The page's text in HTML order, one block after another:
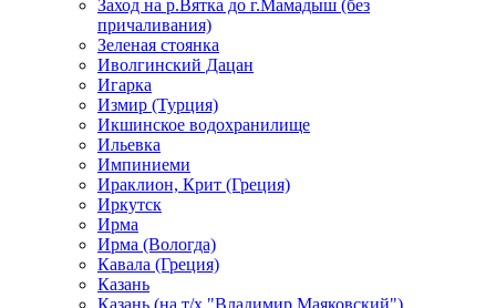
Заход на р.Вятка до г.Мамадыш (без
причаливания)
Зеленая стоянка
Иволгинский Дацан
Игарка
Измир (Турция)
Икшинское водохранилище
Ильевка
Импиниеми
Ираклион, Крит (Греция)
Иркутск
Ирма
Ирма (Вологда)
Кавала (Греция)
Казань
Казань (на т/х "Владимир Маяковский")